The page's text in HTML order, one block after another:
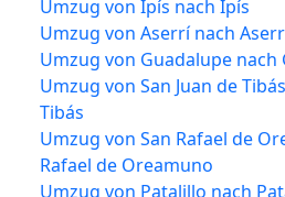
Umzug von Ipís nach Ipís
Umzug von Aserrí nach
Umzug von Guadalupe nach
Umzug von San Juan de
Tibás
Umzug von San Rafael de
Rafael de Oreamuno
Umzug von Patalillo nach